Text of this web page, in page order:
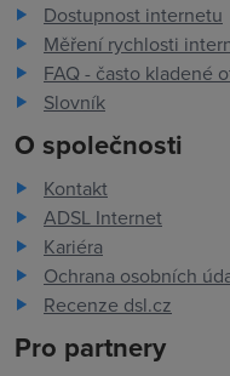
Dostupnost internetu
Měření rychlosti
FAQ - často kladené
Slovník
O společnosti
Kontakt
ADSL Internet
Kariéra
Ochrana osobních
Recenze dsl.cz
Pro partnery